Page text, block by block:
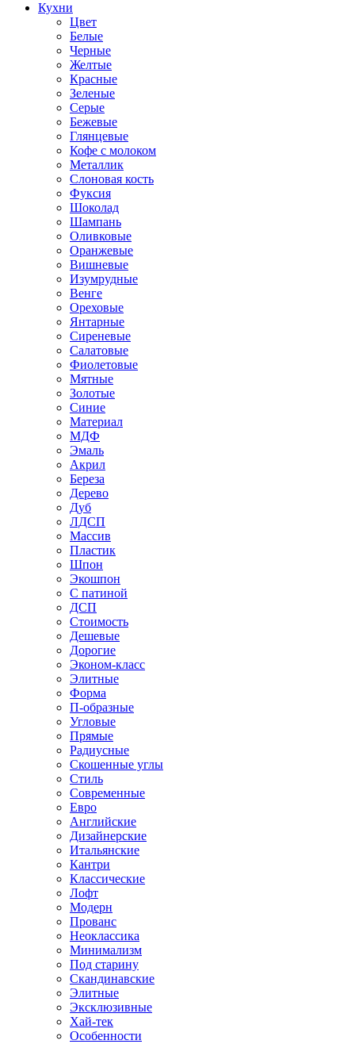
Кухни
Цвет
Белые
Черные
Желтые
Красные
Зеленые
Серые
Бежевые
Глянцевые
Кофе с молоком
Металлик
Слоновая кость
Фуксия
Шоколад
Шампань
Оливковые
Оранжевые
Вишневые
Изумрудные
Венге
Ореховые
Янтарные
Сиреневые
Салатовые
Фиолетовые
Мятные
Золотые
Синие
Материал
МДФ
Эмаль
Акрил
Береза
Дерево
Дуб
ЛДСП
Массив
Пластик
Шпон
Экошпон
С патиной
ДСП
Стоимость
Дешевые
Дорогие
Эконом-класс
Элитные
Форма
П-образные
Угловые
Прямые
Радиусные
Скошенные углы
Стиль
Современные
Евро
Английские
Дизайнерские
Итальянские
Кантри
Классические
Лофт
Модерн
Прованс
Неоклассика
Минимализм
Под старину
Скандинавские
Элитные
Эксклюзивные
Хай-тек
Особенности